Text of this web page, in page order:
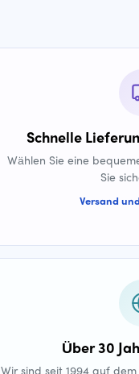
Schnelle
Wählen Sie eine
Sie
Versand
Über 30
Wir sind seit 1994 auf